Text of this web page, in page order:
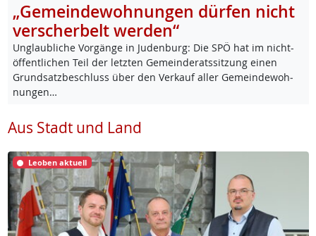
„Gemeindewohnungen dürfen nicht
verscherbelt werden“
Un­glaub­li­che Vor­gän­ge in Ju­den­burg: Die SPÖ hat im nicht-
öf­f­ent­li­chen Teil der letz­ten Ge­mein­de­rats­sit­zung ei­nen
Grund­satz­be­schluss über den Ver­kauf al­ler Ge­mein­de­woh­
nun­gen…
Aus Stadt und Land
Leoben aktuell